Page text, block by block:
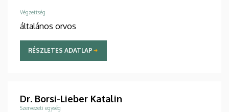
Végzettség
általános orvos
RÉSZLETES ADATLAP
Dr. Borsi-Lieber Katalin
Szervezeti egység